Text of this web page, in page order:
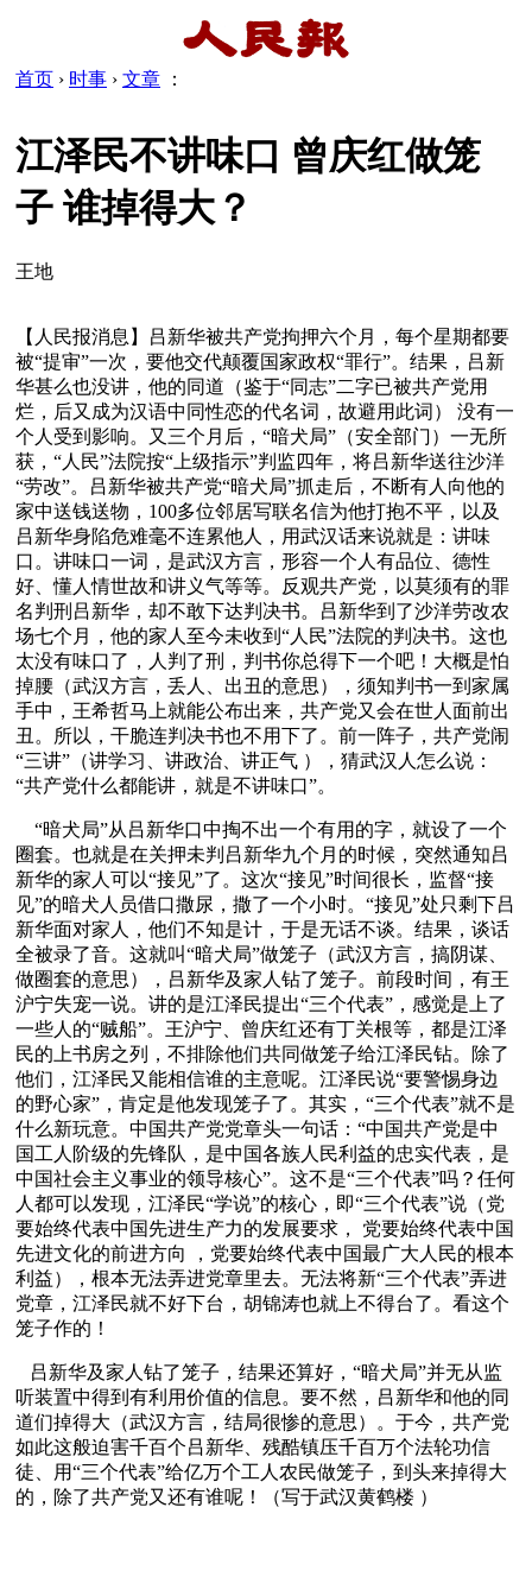
首页 › 时事 › 文章 ：
江泽民不讲味口 曾庆红做笼
子 谁掉得大？
王地
【人民报消息】吕新华被共产党拘押六个月，每个星期都要
被“提审”一次，要他交代颠覆国家政权“罪行”。结果，吕新
华甚么也没讲，他的同道（鉴于“同志”二字已被共产党用
烂，后又成为汉语中同性恋的代名词，故避用此词） 没有一
个人受到影响。又三个月后，“暗犬局”（安全部门）一无所
获，“人民”法院按“上级指示”判监四年，将吕新华送往沙洋
“劳改”。吕新华被共产党“暗犬局”抓走后，不断有人向他的
家中送钱送物，100多位邻居写联名信为他打抱不平，以及
吕新华身陷危难毫不连累他人，用武汉话来说就是：讲味
口。讲味口一词，是武汉方言，形容一个人有品位、德性
好、懂人情世故和讲义气等等。反观共产党，以莫须有的罪
名判刑吕新华，却不敢下达判决书。吕新华到了沙洋劳改农
场七个月，他的家人至今未收到“人民”法院的判决书。这也
太没有味口了，人判了刑，判书你总得下一个吧！大概是怕
掉腰（武汉方言，丢人、出丑的意思），须知判书一到家属
手中，王希哲马上就能公布出来，共产党又会在世人面前出
丑。所以，干脆连判决书也不用下了。前一阵子，共产党闹
“三讲”（讲学习、讲政治、讲正气 ），猜武汉人怎么说：
“共产党什么都能讲，就是不讲味口”。
圈套。也就是在关押未判吕新华九个月的时候，突然通知吕
新华的家人可以“接见”了。这次“接见”时间很长，监督“接
见”的暗犬人员借口撒尿，撒了一个小时。“接见”处只剩下吕
新华面对家人，他们不知是计，于是无话不谈。结果，谈话
全被录了音。这就叫“暗犬局”做笼子（武汉方言，搞阴谋、
做圈套的意思），吕新华及家人钻了笼子。前段时间，有王
沪宁失宠一说。讲的是江泽民提出“三个代表”，感觉是上了
一些人的“贼船”。王沪宁、曾庆红还有丁关根等，都是江泽
民的上书房之列，不排除他们共同做笼子给江泽民钻。除了
他们，江泽民又能相信谁的主意呢。江泽民说“要警惕身边
的野心家”，肯定是他发现笼子了。其实，“三个代表”就不是
什么新玩意。中国共产党党章头一句话：“中国共产党是中
国工人阶级的先锋队，是中国各族人民利益的忠实代表，是
中国社会主义事业的领导核心”。这不是“三个代表”吗？任何
人都可以发现，江泽民“学说”的核心，即“三个代表”说（党
要始终代表中国先进生产力的发展要求， 党要始终代表中国
先进文化的前进方向 ，党要始终代表中国最广大人民的根本
利益），根本无法弄进党章里去。无法将新“三个代表”弄进
党章，江泽民就不好下台，胡锦涛也就上不得台了。看这个
笼子作的！
听装置中得到有利用价值的信息。要不然，吕新华和他的同
道们掉得大（武汉方言，结局很惨的意思）。于今，共产党
如此这般迫害千百个吕新华、残酷镇压千百万个法轮功信
徒、用“三个代表”给亿万个工人农民做笼子，到头来掉得大
的，除了共产党又还有谁呢！（写于武汉黄鹤楼 ）